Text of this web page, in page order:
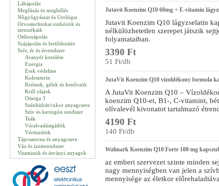
Lábápolás
Megfázás és meghűlés
Nőgyógyászat és Urológia
Orvostechnikai eszközök és
tartozékaik
Otthonápolás
Szájápolás és fertőtlenítés
Szív, ér és érrendszer
Aranyér kezelése
Energia
Erek védelme
Koleszterin
Krémek, gélek és kenőcsök
Krill olajok
Omega 3
Szénhidrát/cukor anyagcsere
Szív és keringési rendszer
Teák
Véralvadástgátlók
Vértisztítók
Tápcsatorna és anyagcsere
Váz és izomrendszer
Vitaminok és ásványi anyagok
Jutavit Koenzim Q10 60mg + E-vitamin
Jutavit Koenzim Q10 lágyzselatin
nélkülözhetetlen szerepet játszik
folyamataiban.
3390 Ft
51 Ft/db
JutaVit Koenzim Q10 vízoldékony formula
A JutaVit Koenzim Q10 –
koenzim Q10-et, B1-, C-vitamint,
olívalevél kivonatot tartalmazó
4190 Ft
140 Ft/db
Walmark Koenzim Q10 Forte 100 mg
az emberi szervezet szinte minden
nagy mennyiségben van jelen a
mennyisége az életkor